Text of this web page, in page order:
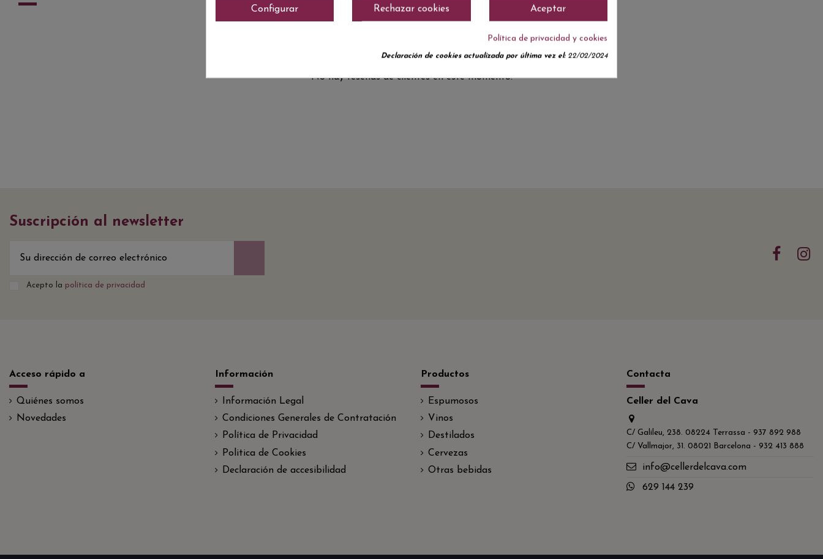
No hay reseñas de clientes en este momento.
Suscripción al newsletter
Acepto la política de privacidad
Acceso rápido a
Quiénes somos
Novedades
Información
Información Legal
Condiciones Generales de Contratación
Política de Privacidad
Politica de Cookies
Declaración de accesibilidad
Productos
Espumosos
Vinos
Destilados
Cervezas
Otras bebidas
Contacta
Celler del Cava
C/ Galileu, 238. 08224 Terrassa - 937 892 988
C/ Vallmajor, 31. 08021 Barcelona - 932 413 888
info@cellerdelcava.com
629 144 239
Aceptar
Rechazar cookies
Configurar
Política de privacidad y cookies
Declaración de cookies actualizada por última vez el:22/02/2024